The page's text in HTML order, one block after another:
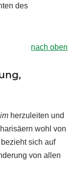
des
nach oben
herzuleiten und
wohl von
sich auf
von allen